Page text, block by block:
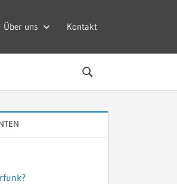
Über uns Kontakt
Suchen